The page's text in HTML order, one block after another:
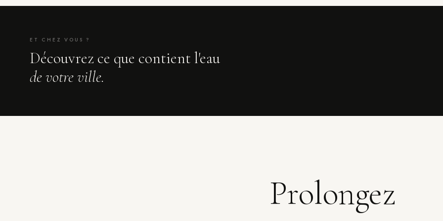
ET CHEZ VOUS ?
Découvrez ce que contient l'eau
de votre ville.
Prolongez